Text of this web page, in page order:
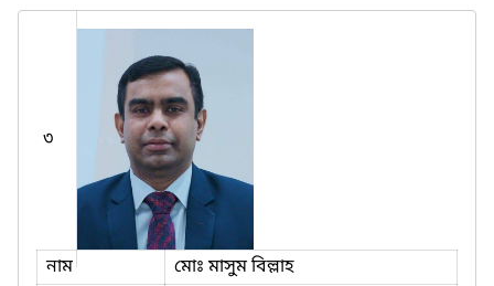
৩
নাম
মোঃ মাসুম বিল্লাহ